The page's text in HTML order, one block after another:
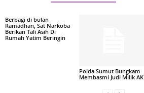
Berbagi di bulan
Ramadhan, Sat Narkoba
Berikan Tali Asih Di
Rumah Yatim Beringin
Polda Sumut Bungkam
Membasmi Judi Milik AK